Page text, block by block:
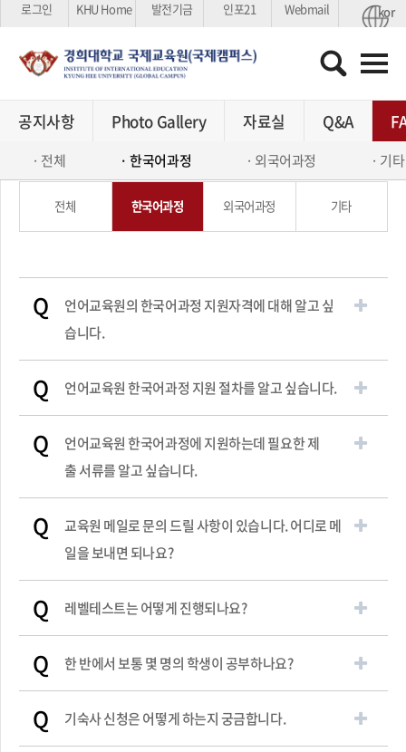
로그인 KHU Home 발전기금 인포21 Webmail kor
한국어과정
외국어과정
교육원소개
커뮤니티
공지사항 Photo Gallery 자료실 Q&A
전체 한국어과정 외국어과정 기타
전체 한국어과정 외국어과정 기타
Q
언어교육원의 한국어과정 지원자격에 대해 알고 싶
습니다.
Q 언어교육원 한국어과정 지원 절차를 알고 싶습니다.
Q
언어교육원 한국어과정에 지원하는데 필요한 제
출 서류를 알고 싶습니다.
Q
교육원 메일로 문의 드릴 사항이 있습니다. 어디로 메
일을 보내면 되나요?
Q 레벨테스트는 어떻게 진행되나요?
Q 한 반에서 보통 몇 명의 학생이 공부하나요?
Q 기숙사 신청은 어떻게 하는지 궁금합니다.